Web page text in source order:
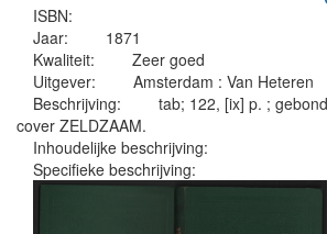
ISBN:
Jaar:
1871
Kwaliteit:
Zeer goed
Uitgever:
Amsterdam : Van Heteren
Beschrijving:
tab; 122, [ix] p. ;
cover ZELDZAAM.
Inhoudelijke beschrijving:
Specifieke beschrijving: